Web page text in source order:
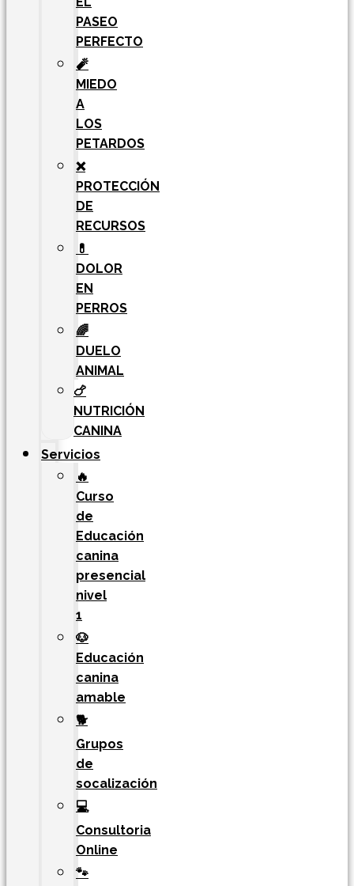
PASEO
PERFECTO
🧨
MIEDO
A
LOS
PETARDOS
❌
PROTECCIÓN
DE
RECURSOS
💊
DOLOR
EN
PERROS
🌈
DUELO
ANIMAL
🍗
NUTRICIÓN
CANINA
Servicios
🔥
Curso
de
Educación
canina
presencial
nivel
1
🐶
Educación
canina
amable
🐕
Grupos
de
socalización
💻
Consultoria
Online
🐾